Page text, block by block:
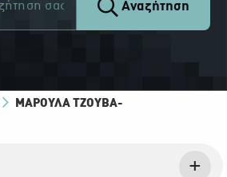
Αναζήτηση
ΜΑΡΟΎΛΑ ΤΖΟΎΒΑ-